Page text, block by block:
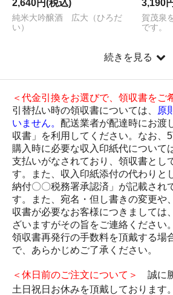
2,640円(税込)
純米大吟醸酒 広大（ひろだ
い）
3,190
賀茂泉
です。
続きを見る
＜代金引換をお選びで、領収書をご
引替払い時の領収書については、
原
いません。 配送業者が配達時にお渡
収書」を利用してください。なお、
購入時に必要な収入印紙代について
支払いがなされており、領収書とし
す。また、収入印紙添付の代わりと
納付〇〇税務署承認済」が記載され
す。また、宛名・但し書きの変更や
収書が必要なお客様につきましては
ざいますがその旨をご連絡ください
領収書再発行の手数料を頂戴する場
で、あらかじめご了承ください。
＜休日前のご注文について＞
誠に
土日祝日お休みを頂戴しております